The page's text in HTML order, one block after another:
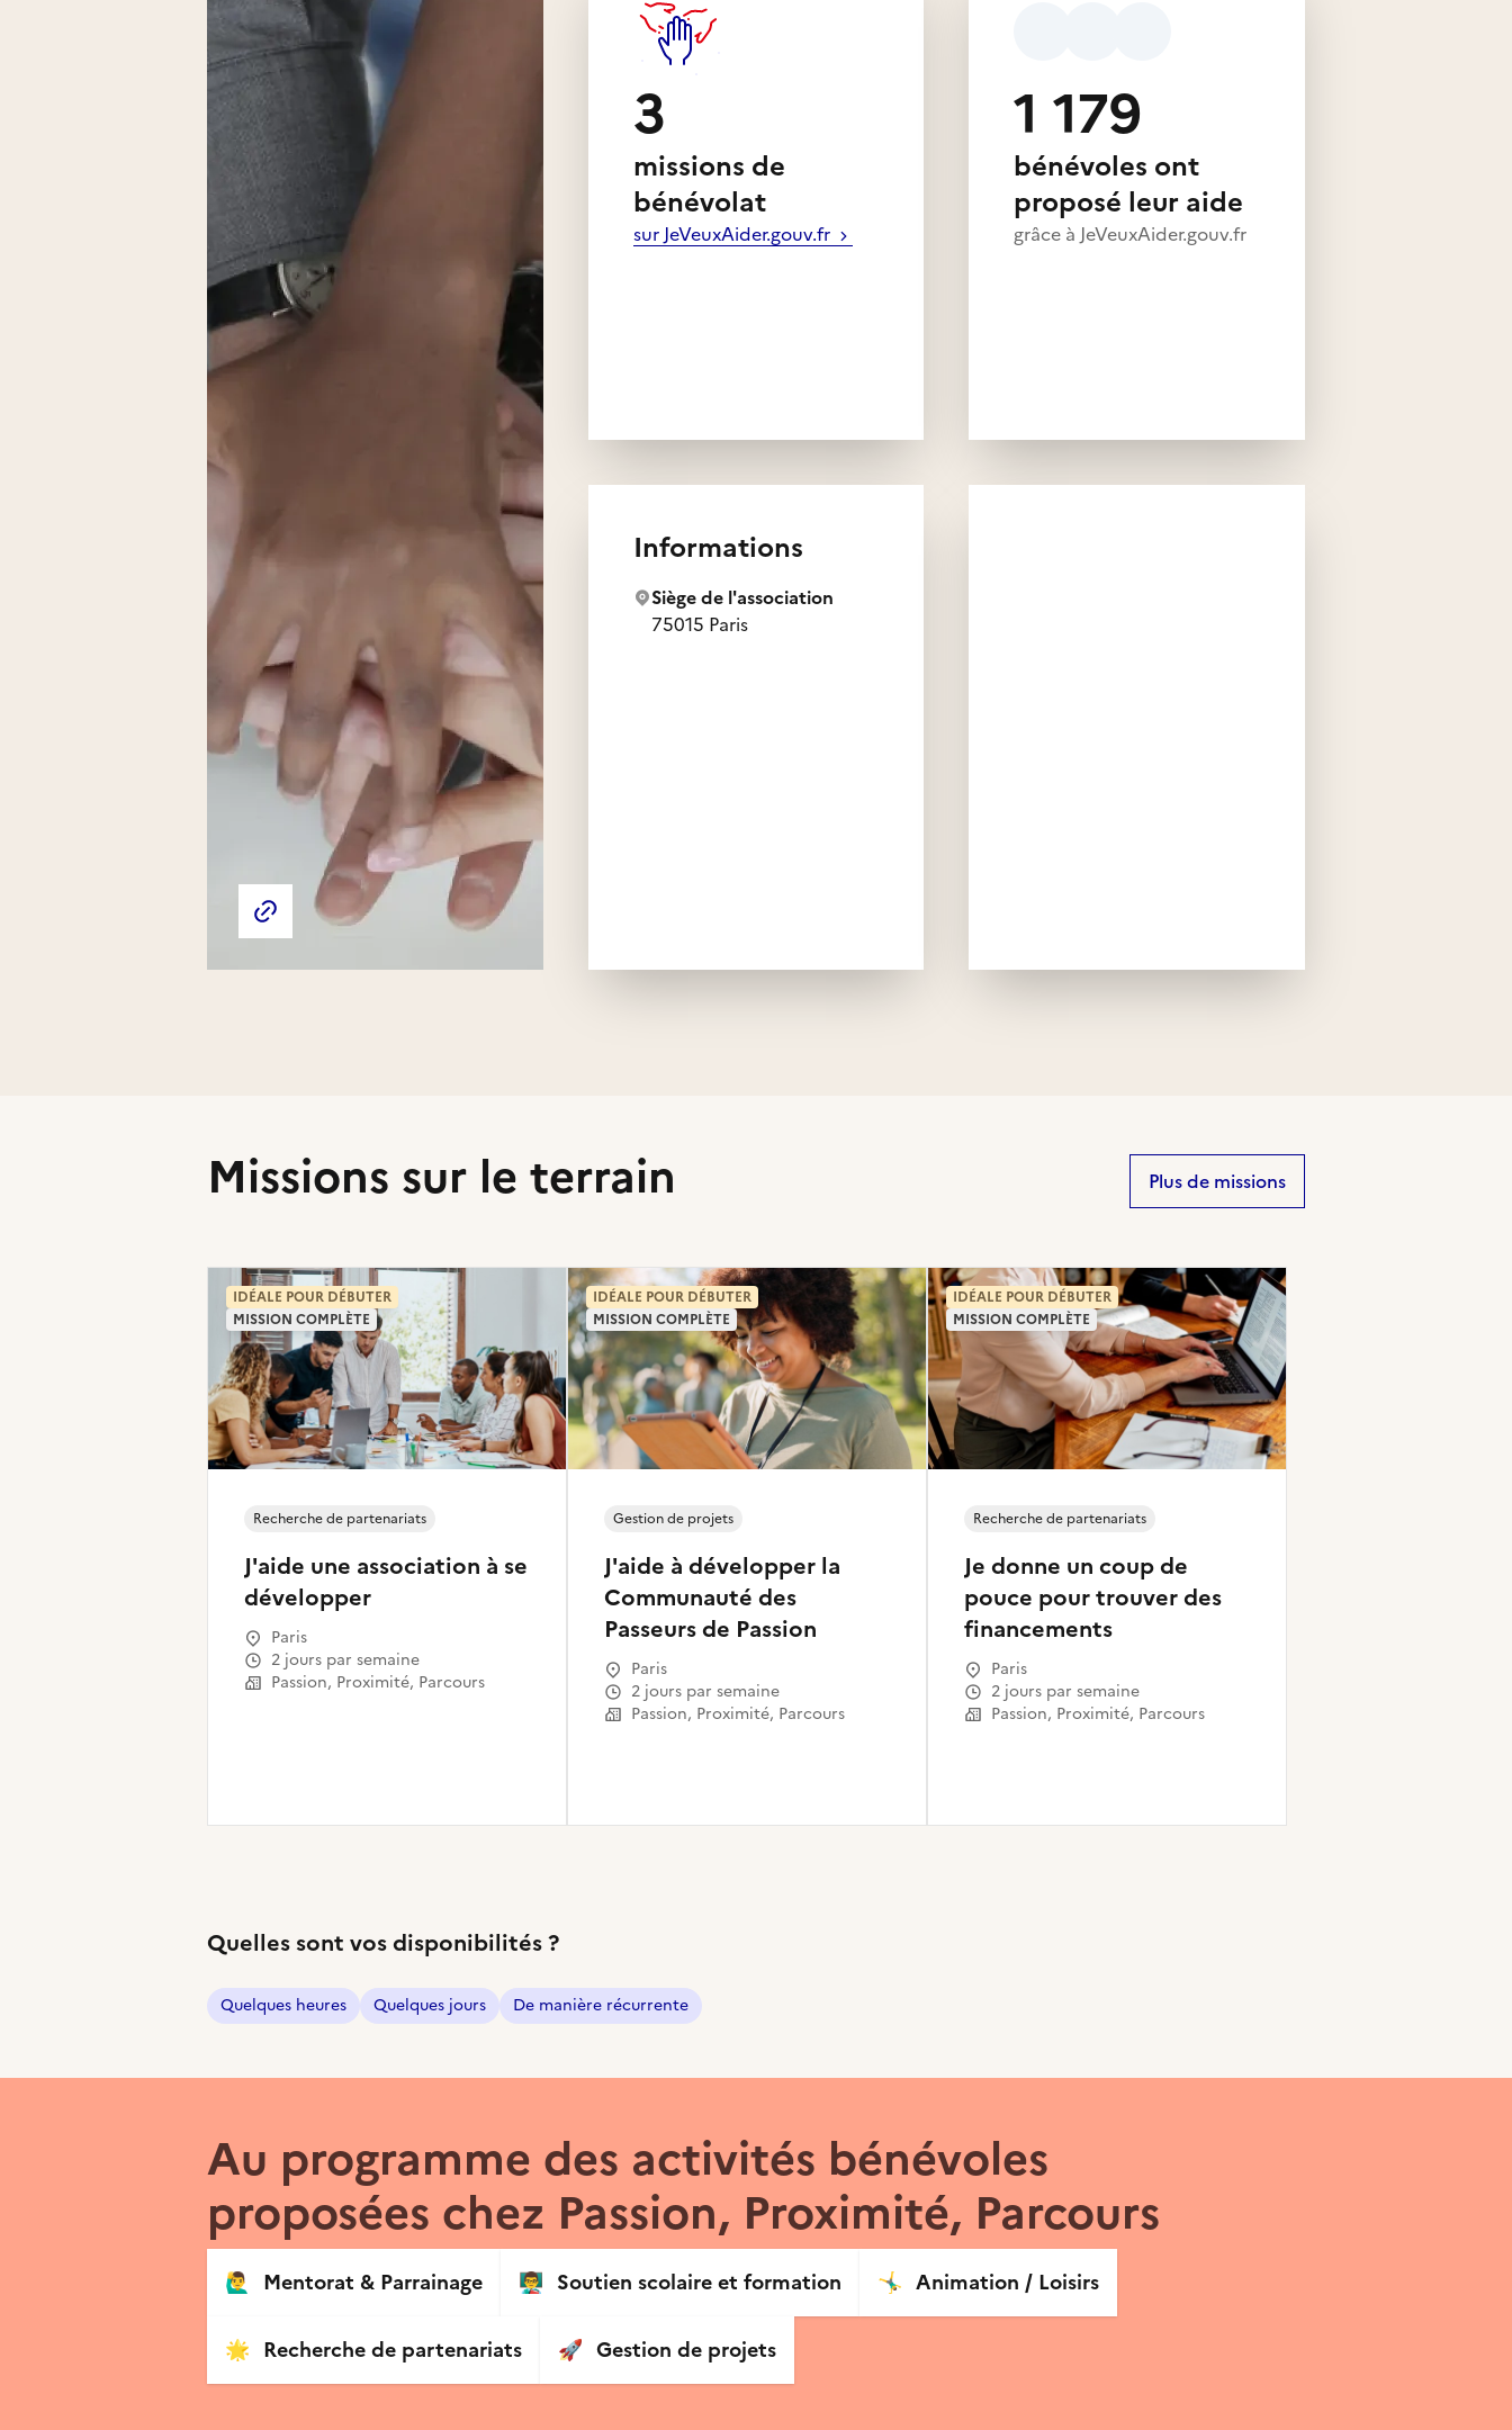
qu’ils :
deviennent entrepreneurs, acteurs de leurs
parcours
retrouvent du sens au travail scolaire
« Les envies ça se construit, la passion ça se
transmet »
Le programme LIKE TON JOB est porté par
l’association Passion Proximité Parcours,
association loi 1901, dont les statuts ont été
déposés le 2 février 2017.
Liens externes de l'association
Site web de l'association
3
missions de
bénévolat
sur JeVeuxAider.gouv.fr
1 179
bénévoles ont
proposé leur aide
grâce à JeVeuxAider.gouv.fr
Informations
Siège de l'association
75015 Paris
Missions sur le terrain Plus de missions
J'aide une association à se
développer
Recherche de partenariats
Paris
2 jours par semaine
Passion, Proximité, Parcours
IDÉALE POUR DÉBUTER
MISSION COMPLÈTE
J'aide à développer la
Communauté des
Passeurs de Passion
Gestion de projets
Paris
2 jours par semaine
Passion, Proximité, Parcours
IDÉALE POUR DÉBUTER
MISSION COMPLÈTE
Je donne un coup de
pouce pour trouver des
financements
Recherche de partenariats
Paris
2 jours par semaine
Passion, Proximité, Parcours
IDÉALE POUR DÉBUTER
MISSION COMPLÈTE
Quelles sont vos disponibilités ?
Quelques heures Quelques jours De manière récurrente
Au programme des activités bénévoles
proposées chez Passion, Proximité, Parcours
🙋‍♂️ Mentorat & Parrainage 👨‍🏫 Soutien scolaire et formation 🤸‍♂️ Animation / Loisirs
🌟 Recherche de partenariats 🚀 Gestion de projets